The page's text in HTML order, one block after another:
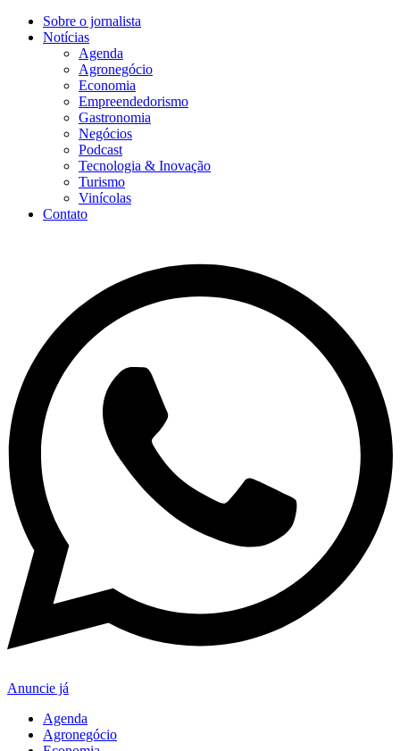
Sobre o jornalista
Notícias
Agenda
Agronegócio
Economia
Empreendedorismo
Gastronomia
Negócios
Podcast
Tecnologia & Inovação
Turismo
Vinícolas
Contato
Anuncie já
Agenda
Agronegócio